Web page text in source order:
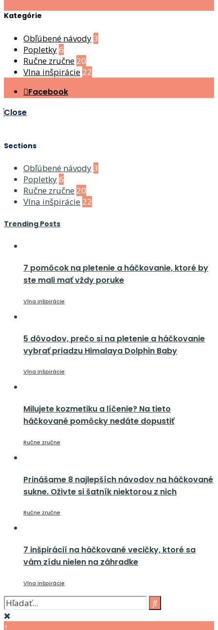
Kategórie
Obľúbené návody3
Popletky6
Ručne zručne 20
Vlna inšpirácie 22
Facebook
Close
Sections
Obľúbené návody3
Popletky6
Ručne zručne 20
Vlna inšpirácie 22
Trending Posts
7 pomôcok na pletenie a háčkovanie, ktoré by
ste mali mať vždy poruke
Vlna inšpirácie
5 dôvodov, prečo si na pletenie a háčkovanie
vybrať priadzu Himalaya Dolphin Baby
Vlna inšpirácie
Milujete kozmetiku a líčenie? Na tieto
háčkované pomôcky nedáte dopustiť
Ručne zručne
Prinášame 8 najlepších návodov na háčkované
sukne. Oživte si šatník niektorou z nich
Ručne zručne
7 inšpirácií na háčkované vecičky, ktoré sa
vám zídu nielen na záhradke
Vlna inšpirácie
↑